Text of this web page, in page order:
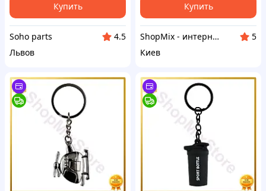
Купить
Soho parts
4.5
Львов
Купить
ShopMix - интернет-магазин сумок и аксессуаров
5
Киев